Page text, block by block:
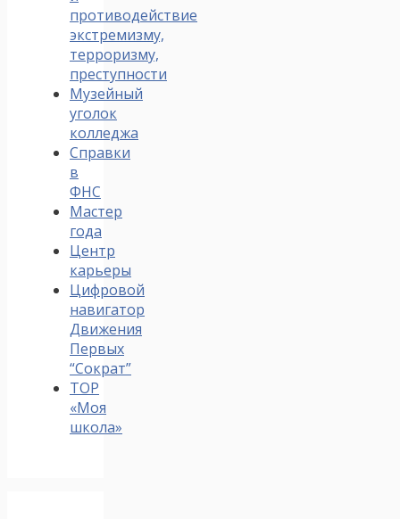
противодействие
экстремизму,
терроризму,
преступности
Музейный
уголок
колледжа
Справки
в
ФНС
Мастер
года
Центр
карьеры
Цифровой
навигатор
Движения
Первых
“Сократ”
ТОР
«Моя
школа»